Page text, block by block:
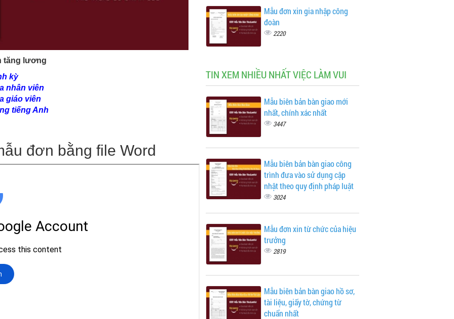
tăng lương
kỳ
nhân viên
giáo viên
tiếng Anh
đơn bằng file Word
Mẫu đơn xin gia nhập công
đoàn
2220
TIN XEM NHIỀU NHẤT VIỆC LÀM VUI
Mẫu biên bản bàn giao mới
nhất, chính xác nhất
3447
Mẫu biên bản bàn giao công
trình đưa vào sử dụng cập
nhật theo quy định pháp luật
3024
Mẫu đơn xin từ chức của hiệu
trưởng
2819
Mẫu biên bản bàn giao hồ sơ,
tài liệu, giấy tờ, chứng từ
chuẩn nhất